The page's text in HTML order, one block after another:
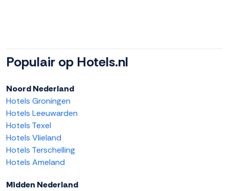
Populair op Hotels.nl
Noord Nederland
Hotels Groningen
Hotels Leeuwarden
Hotels Texel
Hotels Vlieland
Hotels Terschelling
Hotels Ameland
Midden Nederland